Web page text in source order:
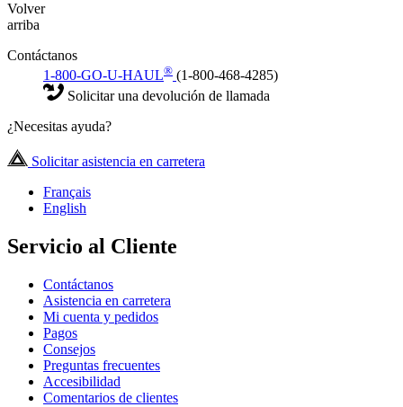
Volver
arriba
Contáctanos
1-800-GO-U-HAUL® (1-800-468-4285)
Solicitar una devolución de llamada
¿Necesitas ayuda?
Solicitar asistencia en carretera
Français
English
Servicio al Cliente
Contáctanos
Asistencia en carretera
Mi cuenta y pedidos
Pagos
Consejos
Preguntas frecuentes
Accesibilidad
Comentarios de clientes